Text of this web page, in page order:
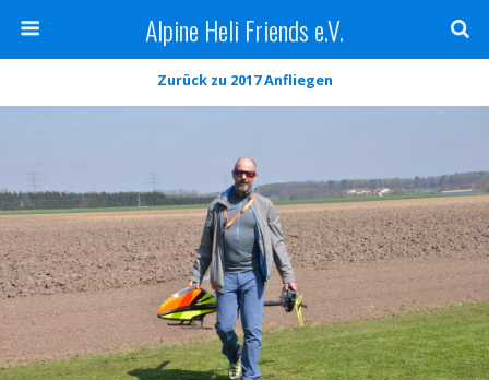
Alpine Heli Friends e.V.
Zurück zu 2017 Anfliegen